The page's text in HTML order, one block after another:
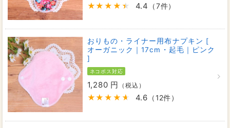
4.4 （7件）
おりもの・ライナー用布ナプキン [
オーガニック｜17cm・起毛｜ピンク
]
ネコポス対応
1,280 円 （税込）
4.6 （12件）